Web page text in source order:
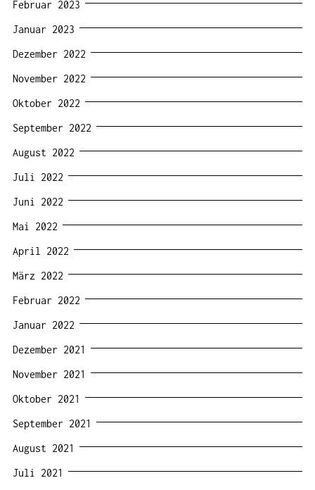
Februar 2023
Januar 2023
Dezember 2022
November 2022
Oktober 2022
September 2022
August 2022
Juli 2022
Juni 2022
Mai 2022
April 2022
März 2022
Februar 2022
Januar 2022
Dezember 2021
November 2021
Oktober 2021
September 2021
August 2021
Juli 2021